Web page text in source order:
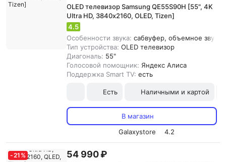
OLED телевизор Samsung QE55S90H [55", 4K
Ultra HD, 3840х2160, OLED, Tizen]
4.5
Особенности звука: сабвуфер, объемное
Тип устройства: OLED телевизор
Диагональ: 55"
Голосовой помощник: Яндекс Алиса
Поддержка Smart TV: есть
Есть Наличными и картой
В магазин
Galaxystore
4.2
-21 % 54 990 ₽